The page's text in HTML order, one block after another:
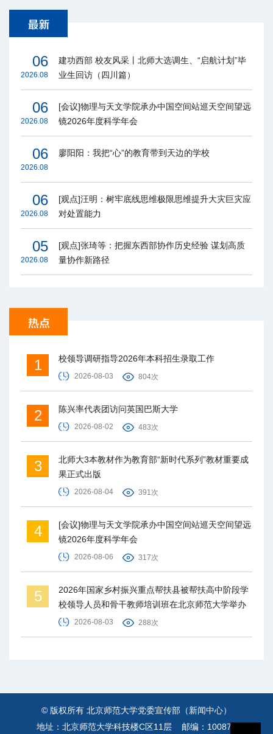
06
2026.08
建功西部 校友风采丨北师大选调生、“启航计划”毕
业生回访（四川篇）
06
2026.08
[会议]物理与天文学院承办中国空间站巡天空间望远
镜2026年度科学年会
06
2026.08
廖阳阳：我把“心”的教育带到天边的学校
06
2026.08
[观点]汪明：树牢底线思维极限思维提升大灾巨灾应
对处置能力
05
2026.08
[观点]张琦等：把握东西部协作历史经验 谋划高质
量协作新路径
1 校领导调研指导2026年本科招生录取工作
2026-08-03 804次
2 陈兴率代表团访问英国巴斯大学
2026-08-02 483次
3
北师大3本教材作为教育部“新时代系列”教材重要成
果正式出版
2026-08-04 391次
4
[会议]物理与天文学院承办中国空间站巡天空间望远
镜2026年度科学年会
2026-08-06 317次
5
2026年国家乡村振兴重点帮扶县被帮扶高中阶段学
校领导人员和骨干教师培训班在北京师范大学举办
2026-08-03 288次
© 版权所有 北京师范大学党委宣传部（新闻中心）
地址：北京师范大学科技楼C区11层 邮编：100875